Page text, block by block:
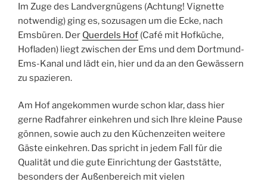
Im Zuge des Landvergnügens (Achtung! Vignette
notwendig) ging es, sozusagen um die Ecke, nach
Emsbüren. Der Querdels Hof (Café mit Hofküche,
Hofladen) liegt zwischen der Ems und dem Dortmund-
Ems-Kanal und lädt ein, hier und da an den Gewässern
zu spazieren.
Am Hof angekommen wurde schon klar, dass hier
gerne Radfahrer einkehren und sich Ihre kleine Pause
gönnen, sowie auch zu den Küchenzeiten weitere
Gäste einkehren. Das spricht in jedem Fall für die
Qualität und die gute Einrichtung der Gaststätte,
besonders der Außenbereich mit vielen